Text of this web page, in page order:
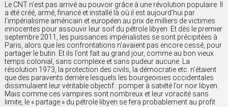
Le CNT n’est pas arrivé au pouvoir grâce à une révolution populaire. Il
a été créé, armé, financé et installé là où il est aujourd’hui par
l’impérialisme américain et européen au prix de milliers de victimes
innocentes pour assouvir leur soif du pétrole libyen. Et dès le premier
septembre 2011, les puissances impérialistes se sont précipitées à
Paris, alors que les confrontations n’avaient pas encore cessé, pour
partager le butin. Et ils l’ont fait au grand jour, comme au bon vieux
temps colonial, sans complexe et sans pudeur aucune. La
résolution 1973, la protection des civils, la démocratie etc. n’étaient
que des paravents derrière lesquels les bourgeoisies occidentales
dissimulaient leur véritable objectif : pomper à satiété l’or noir libyen.
Mais comme ces vampires sont nombreux et leur voracité sans
limite, le « partage » du pétrole libyen se fera probablement au profit